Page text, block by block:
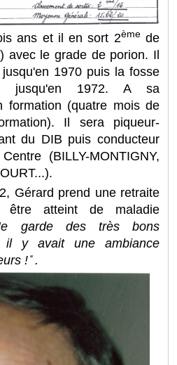
ans et il en sort 2èmede
avec le grade de porion. Il
1970 puis la fosse
jusqu'en 1972. A sa
formation (quatre mois de
Il sera piqueur-
du DIB puis conducteur
(BILLY-MONTIGNY,
Gérard prend une retraite
être atteint de maladie
garde des très bons
il y avait une ambiance
!̎ .